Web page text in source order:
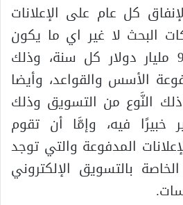
كل عام على الإعلانات
البحث لا غير اي ما يكون
مقاربا من حوالي 95 مليار دولار كل سنة، وذلك
الأسس والقواعد، وأيضا
ذلك النَّوع من التسويق وذلك
خبيرًا فيه، وإمَّا أن تقوم
المدفوعة والتي توجد
بالتسويق الإلكتروني